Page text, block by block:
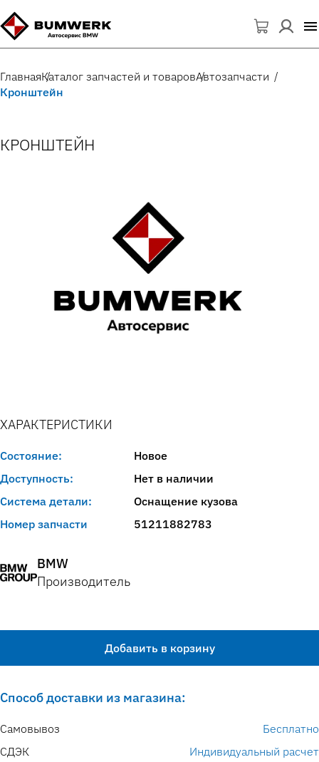
ГлавнаяКаталог запчастей и товаровАвтозапчасти
Кронштейн
КРОНШТЕЙН
ХАРАКТЕРИСТИКИ
Состояние:
Новое
Доступность:
Нет в наличии
Система детали:
Оснащение кузова
Номер запчасти
51211882783
BMW
Производитель
Добавить в корзину
Способ доставки из магазина:
Самовывоз
Бесплатно
СДЭК
Индивидуальный расчет